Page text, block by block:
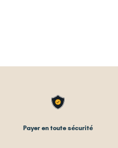
Payer en toute sécurité